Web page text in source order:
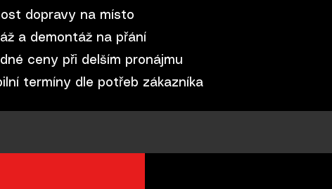
dopravy na místo
a demontáž na přání
ceny při delším pronájmu
termíny dle potřeb zákazníka